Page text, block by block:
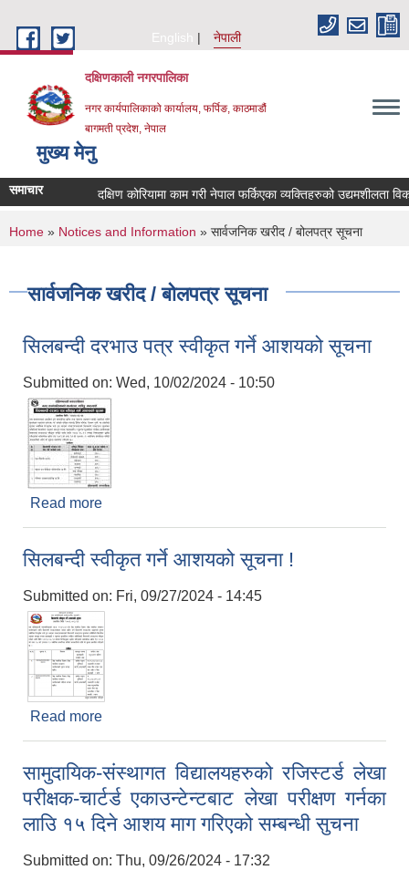
English
नेपाली
दक्षिणकाली नगरपालिका
नगर कार्यपालिकाको कार्यालय, फर्पिङ, काठमाडौं
बागमती प्रदेश, नेपाल
मुख्य मेनु
समाचार दक्षिण कोरियामा काम गरी नेपाल फर्किएका व्यक्तिहरुको उद्यमशीलता
You are here
Home » Notices and Information » सार्वजनिक खरीद / बोलपत्र सूचना
सार्वजनिक खरीद / बोलपत्र सूचना
सिलबन्दी दरभाउ पत्र स्वीकृत गर्ने आशयको सूचना
Submitted on: Wed, 10/02/2024 - 10:50
Read more
सिलबन्दी स्वीकृत गर्ने आशयको सूचना !
Submitted on: Fri, 09/27/2024 - 14:45
Read more
सामुदायिक-संस्थागत विद्यालयहरुको रजिस्टर्ड लेखा
परीक्षक-चार्टर्ड एकाउन्टेन्टबाट लेखा परीक्षण गर्नका
लाउि १५ दिने आशय माग गरिएको सम्बन्धी सुचना
Submitted on: Thu, 09/26/2024 - 17:32